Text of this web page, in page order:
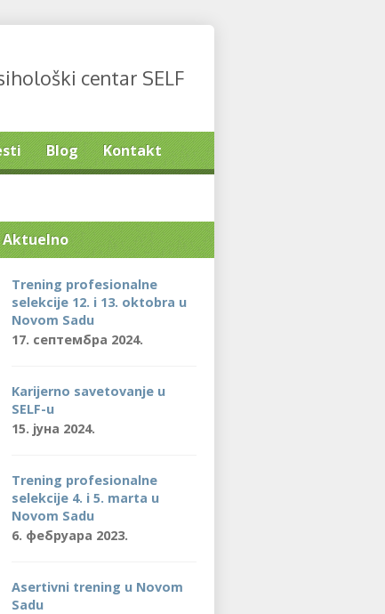
centar SELF
Blog Kontakt
Aktuelno
Trening profesionalne
selekcije 12. i 13. oktobra u
Novom Sadu
17. септембра 2024.
Karijerno savetovanje u
SELF-u
15. јуна 2024.
Trening profesionalne
selekcije 4. i 5. marta u
Novom Sadu
6. фебруара 2023.
Asertivni trening u Novom
Sadu